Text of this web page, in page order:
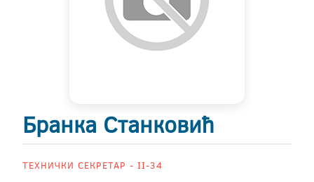
Бранка Станковић
ТЕХНИЧКИ СЕКРЕТАР - II-34